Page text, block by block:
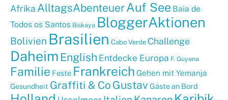
Afrika AlltagsAbenteuerAuf See Baia de
Todos os Santos Biskaya BloggerAktionen
Bolivien Brasilien Cabo Verde Challenge
Daheim English Entdecke Europa F. Guyana
Familie Feste Frankreich Gehen mit Yemanja
Gesundheit Graffiti & Co Gustav Gäste an Bord